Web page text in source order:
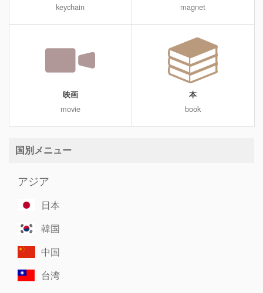
keychain magnet
映画
movie
本
book
国別メニュー
アジア
日本
韓国
中国
台湾